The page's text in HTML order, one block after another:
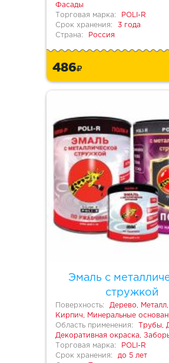
Фасады
Торговая марка:
POLI-R
Срок хранения:
3 года
Страна:
Россия
486
Эмаль с
стружкой
Поверхность:
Дерево,
Кирпич, Минеральные
Область применения:
Трубы,
Декоративная окраска,
Торговая марка:
POLI-R
Срок хранения:
до 5 лет